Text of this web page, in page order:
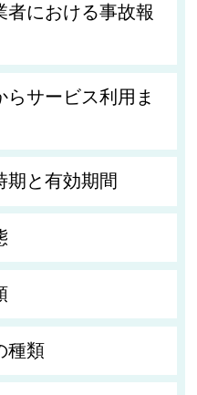
者における事故報
サービス利用ま
期と有効期間
種類